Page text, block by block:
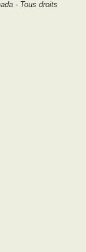
- Tous droits